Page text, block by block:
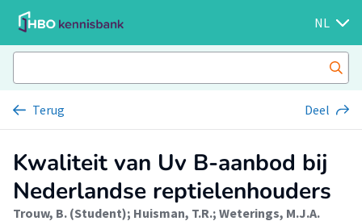
NL
Terug Deel
Kwaliteit van Uv B-aanbod bij
Nederlandse reptielenhouders
Trouw, B. (Student); Huisman, T.R.; Weterings, M.J.A.